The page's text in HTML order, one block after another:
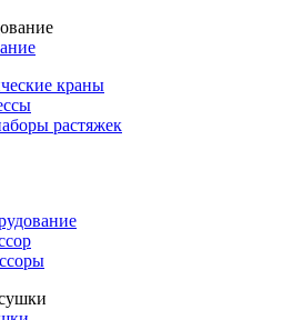
краны
растяжек